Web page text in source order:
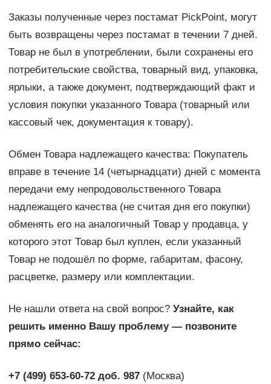
Заказы полученные через постамат PickPoint, могут
быть возвращены через постамат в течении 7 дней.
Товар не был в употреблении, были сохранены его
потребительские свойства, товарный вид, упаковка,
ярлыки, а также документ, подтверждающий факт и
условия покупки указанного Товара (товарный или
кассовый чек, документация к товару).
Обмен Товара надлежащего качества: Покупатель
вправе в течение 14 (четырнадцати) дней с момента
передачи ему непродовольственного Товара
надлежащего качества (не считая дня его покупки)
обменять его на аналогичный Товар у продавца, у
которого этот Товар был куплен, если указанный
Товар не подошёл по форме, габаритам, фасону,
расцветке, размеру или комплектации.
Не нашли ответа на свой вопрос? Узнайте, как
решить именно Вашу проблему — позвоните
прямо сейчас:
+7 (499) 653-60-72 доб. 987(Москва)